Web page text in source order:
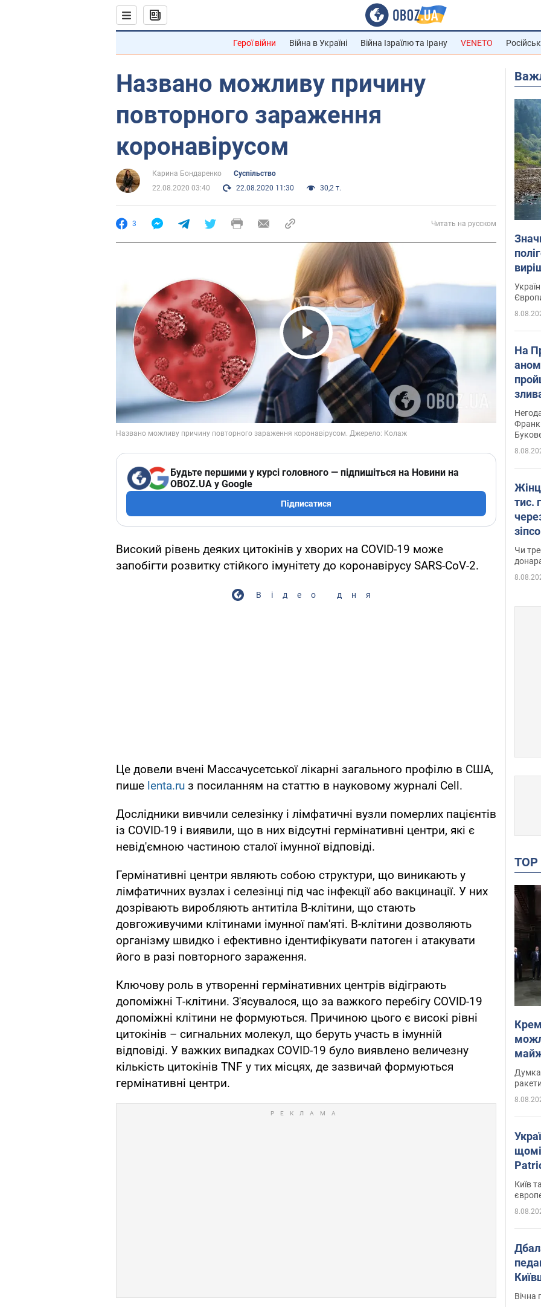
Герої війни Війна в Україні Війна Ізраїлю та Ірану VENETO
Названо можливу причину
повторного зараження
коронавірусом
Карина Бондаренко
Суспільство
22.08.2020 03:40
22.08.2020 11:30 30,2 т.
3 Читать на русском
Play Video
Будьте першими у курсі головного — підпишіться на Новини на
OBOZ.UA у Google
Підписатися
Високий рівень деяких цитокінів у хворих на COVID-19 може
запобігти розвитку стійкого імунітету до коронавірусу SARS-CoV-2.
Відео дня
Це довели вчені Массачусетської лікарні загального профілю в США,
пише lenta.ru з посиланням на статтю в науковому журналі Cell.
Дослідники вивчили селезінку і лімфатичні вузли померлих пацієнтів
із COVID-19 і виявили, що в них відсутні гермінативні центри, які є
невід'ємною частиною сталої імунної відповіді.
Гермінативні центри являють собою структури, що виникають у
лімфатичних вузлах і селезінці під час інфекції або вакцинації. У них
дозрівають виробляють антитіла В-клітини, що стають
довгоживучими клітинами імунної пам'яті. В-клітини дозволяють
організму швидко і ефективно ідентифікувати патоген і атакувати
його в разі повторного зараження.
Ключову роль в утворенні гермінативних центрів відіграють
допоміжні Т-клітини. З'ясувалося, що за важкого перебігу COVID-19
допоміжні клітини не формуються. Причиною цього є високі рівні
цитокінів – сигнальних молекул, що беруть участь в імунній
відповіді. У важких випадках COVID-19 було виявлено величезну
кількість цитокінів TNF у тих місцях, де зазвичай формуються
гермінативні центри.
На
тис.
Чи
Думка,
Київ
Вічна